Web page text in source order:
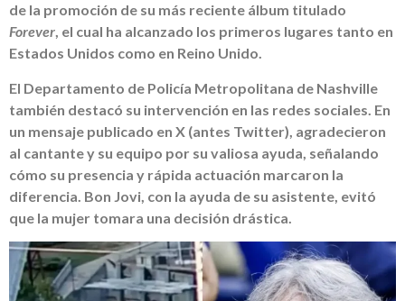
de la promoción de su más reciente álbum titulado
Forever, el cual ha alcanzado los primeros lugares tanto en
Estados Unidos como en Reino Unido.
El Departamento de Policía Metropolitana de Nashville
también destacó su intervención en las redes sociales. En
un mensaje publicado en X (antes Twitter), agradecieron
al cantante y su equipo por su valiosa ayuda, señalando
cómo su presencia y rápida actuación marcaron la
diferencia. Bon Jovi, con la ayuda de su asistente, evitó
que la mujer tomara una decisión drástica.